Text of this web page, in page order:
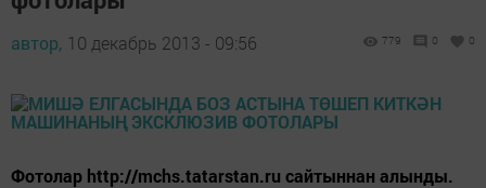
автор, 10 декабрь 2013 - 09:56 779 0 0
Фотолар http://mchs.tatarstan.ru cайтыннан алынды.